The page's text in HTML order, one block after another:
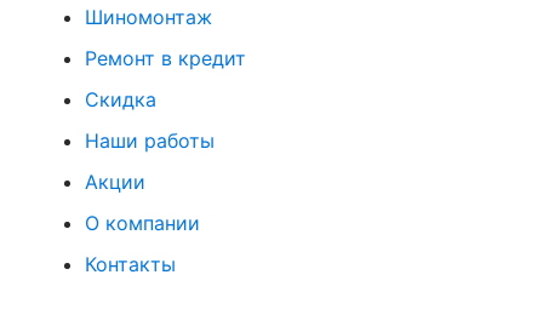
Шиномонтаж
Ремонт в кредит
Скидка
Наши работы
Акции
О компании
Контакты